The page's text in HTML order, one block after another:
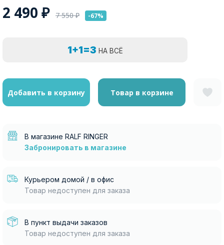
Капсула
Адреса магазинов
Да, все верно Изменить город
О компании
2 490 ₽ 7 550₽ -67%
1+1=3 НА ВСЁ
Добавить в корзину Товар в корзине
В магазине RALF RINGER
Забронировать в магазине
Курьером домой / в офис
Товар недоступен для заказа
В пункт выдачи заказов
Товар недоступен для заказа